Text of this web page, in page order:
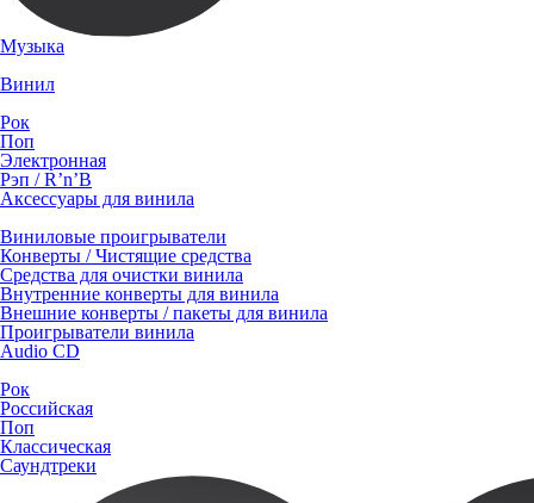
Музыка
Винил
Рок
Поп
Электронная
Рэп / R’n’B
Аксессуары для винила
Виниловые проигрыватели
Конверты / Чистящие средства
Средства для очистки винила
Внутренние конверты для винила
Внешние конверты / пакеты для винила
Проигрыватели винила
Audio CD
Рок
Российская
Поп
Классическая
Саундтреки